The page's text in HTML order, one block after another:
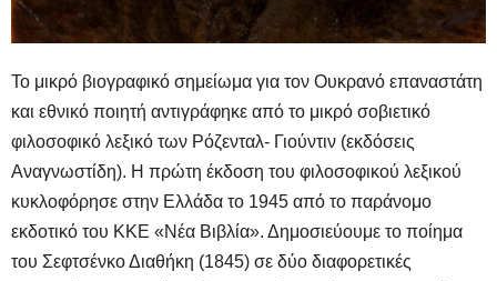
Το μικρό βιογραφικό σημείωμα για τον Ουκρανό επαναστάτη
και εθνικό ποιητή αντιγράφηκε από το μικρό σοβιετικό
φιλοσοφικό λεξικό των Ρόζενταλ- Γιούντιν (εκδόσεις
Αναγνωστίδη). Η πρώτη έκδοση του φιλοσοφικού λεξικού
κυκλοφόρησε στην Ελλάδα το 1945 από το παράνομο
εκδοτικό του ΚΚΕ «Νέα Βιβλία». Δημοσιεύουμε το ποίημα
του Σεφτσένκο Διαθήκη (1845) σε δύο διαφορετικές